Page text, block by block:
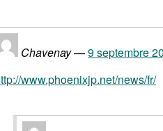
Chavenay
9 septembre
www.phoenixjp.net/news/fr/